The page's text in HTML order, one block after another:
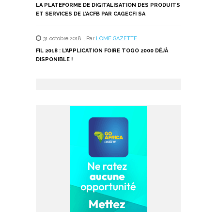
LA PLATEFORME DE DIGITALISATION DES PRODUITS
ET SERVICES DE L’ACFB PAR CAGECFI SA
31 octobre 2018 , Par LOME GAZETTE
FIL 2018 : L’APPLICATION FOIRE TOGO 2000 DÉJÀ
DISPONIBLE !